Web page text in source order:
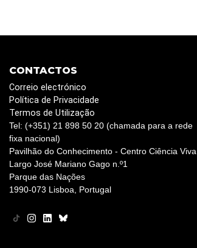
CONTACTOS
Correio electrónico
Política de Privacidade
Termos de Utilização
Tel: (+351) 21 898 50 20 (chamada para a rede
fixa nacional)
Pavilhão do Conhecimento - Centro Ciência Viva
Largo José Mariano Gago n.º1
Parque das Nações
1990-073 Lisboa, Portugal